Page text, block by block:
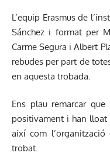
L’equip Erasmus de
Sánchez i format per
Carme Segura i Albert
rebudes per part de
en aquesta trobada.
Ens plau remarcar
positivament i han lloat
així com l’organització
trobat.